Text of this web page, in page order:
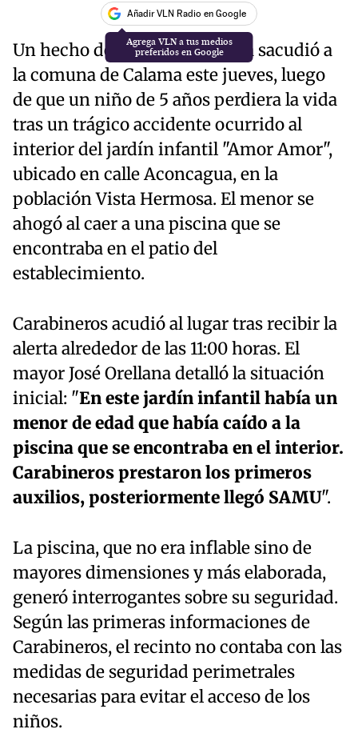
Añadir VLN Radio en Google
Agrega VLN a tus medios
preferidos en Google
Un hecho de profunda tristeza sacudió a
la comuna de Calama este jueves, luego
de que un niño de 5 años perdiera la vida
tras un trágico accidente ocurrido al
interior del jardín infantil "Amor Amor",
ubicado en calle Aconcagua, en la
población Vista Hermosa. El menor se
ahogó al caer a una piscina que se
encontraba en el patio del
establecimiento.
Carabineros acudió al lugar tras recibir la
alerta alrededor de las 11:00 horas. El
mayor José Orellana detalló la situación
inicial: "En este jardín infantil había un
menor de edad que había caído a la
piscina que se encontraba en el interior.
Carabineros prestaron los primeros
auxilios, posteriormente llegó SAMU".
La piscina, que no era inflable sino de
mayores dimensiones y más elaborada,
generó interrogantes sobre su seguridad.
Según las primeras informaciones de
Carabineros, el recinto no contaba con las
medidas de seguridad perimetrales
necesarias para evitar el acceso de los
niños.